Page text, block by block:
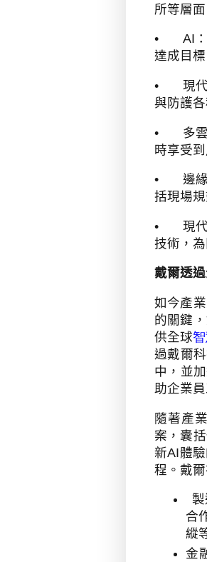
所等層
• AI
達成目
•
現
與防護
•
多
時享受
•
邊
括現場
•
現
技術，
戴爾透過
如今產
的關鍵
供全球
過戴爾
中，並
助企業
隨著產
案，囊
新AI體
程。戴
合
縱
金